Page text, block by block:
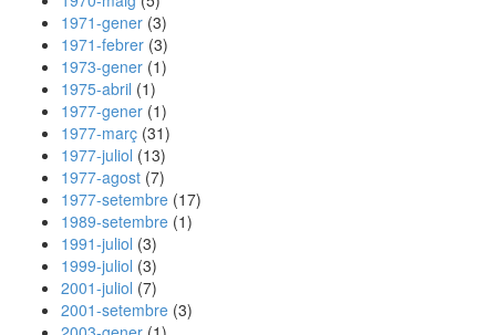
1971-gener (3)
1971-febrer (3)
1973-gener (1)
1975-abril (1)
1977-gener (1)
1977-març (31)
1977-juliol (13)
1977-agost (7)
1977-setembre (17)
1989-setembre (1)
1991-juliol (3)
1999-juliol (3)
2001-juliol (7)
2001-setembre (3)